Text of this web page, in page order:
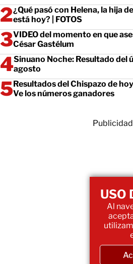
¿Qué pasó con Helena, la hija
está hoy? | FOTOS
VIDEO del momento en que
César Gastélum
Sinuano Noche: Resultado del
agosto
Resultados del Chispazo de
Ve los números ganadores
Publicidad
USO
Al